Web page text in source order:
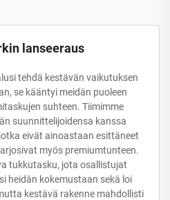
lanseeraus
tehdä kestävän vaikutuksen
se kääntyi meidän puoleen
suhteen. Tiimimme
suunnittelijoidensa kanssa
eivät ainoastaan esittäneet
myös premiumtunteen.
tukkutasku, jota osallistujat
heidän kokemustaan sekä loi
kestävä rakenne mahdollisti